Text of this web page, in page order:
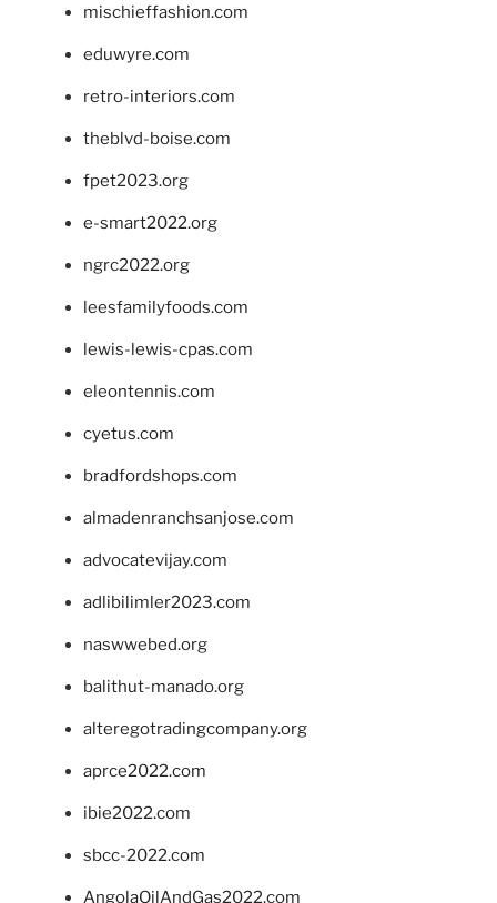
mischieffashion.com
eduwyre.com
retro-interiors.com
theblvd-boise.com
fpet2023.org
e-smart2022.org
ngrc2022.org
leesfamilyfoods.com
lewis-lewis-cpas.com
eleontennis.com
cyetus.com
bradfordshops.com
almadenranchsanjose.com
advocatevijay.com
adlibilimler2023.com
naswwebed.org
balithut-manado.org
alteregotradingcompany.org
aprce2022.com
ibie2022.com
sbcc-2022.com
AngolaOilAndGas2022.com